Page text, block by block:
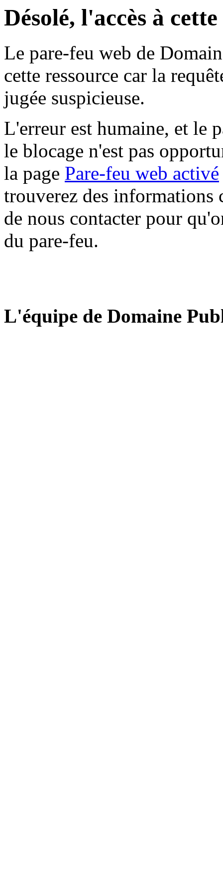
Désolé, l'accès à
Le pare-feu web de
cette ressource car la
jugée suspicieuse.
L'erreur est humaine, et le
le blocage n'est pas
la page Pare-feu web activé
trouverez des informations
de nous contacter pour
du pare-feu.
L'équipe de Domaine